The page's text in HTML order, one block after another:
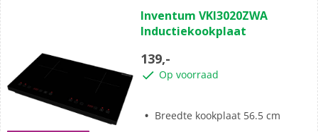
van
de
sterren.
Inventum VKI3020ZWA
Inductiekookplaat
139,-
Op voorraad
Breedte kookplaat 56.5 cm